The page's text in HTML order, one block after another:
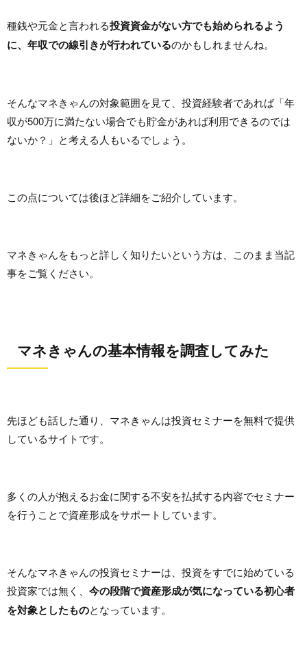
種銭や元金と言われる投資資金がない方でも始められるよう
に、年収での線引きが行われているのかもしれませんね。
そんなマネきゃんの対象範囲を見て、投資経験者であれば「年
収が500万に満たない場合でも貯金があれば利用できるのでは
ないか？」と考える人もいるでしょう。
この点については後ほど詳細をご紹介しています。
マネきゃんをもっと詳しく知りたいという方は、このまま当記
事をご覧ください。
マネきゃんの基本情報を調査してみた
先ほども話した通り、マネきゃんは投資セミナーを無料で提供
しているサイトです。
多くの人が抱えるお金に関する不安を払拭する内容でセミナー
を行うことで資産形成をサポートしています。
そんなマネきゃんの投資セミナーは、投資をすでに始めている
投資家では無く、 今の段階で資産形成が気になっている初心者
を対象としたものとなっています。